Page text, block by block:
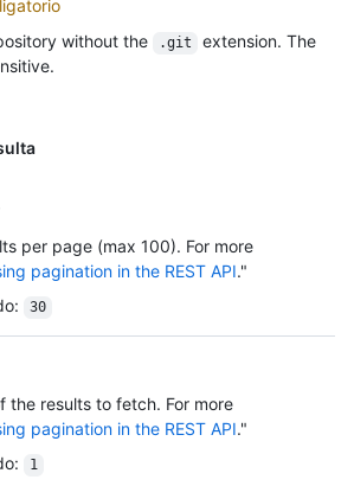
without the
.git
extension. The
per page (max 100). For more
pagination in the REST API."
: 30
the results to fetch. For more
pagination in the REST API."
: 1